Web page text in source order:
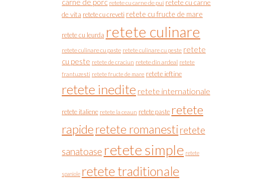
carne de porc retete cu carne de pui retete cu carne
de vita retete cu creveti retete cu fructe de mare
retete cu leurda retete culinare
retete culinare cu paste retete culinare cu peste retete
cu peste retete de craciun retete din ardeal retete
frantuzesti retete fructe de mare retete ieftine
retete inedite retete internationale
retete italiene retete la ceaun retete paste retete
rapideretete romanesti retete
sanatoase retete simple retete
spaniole retete traditionale